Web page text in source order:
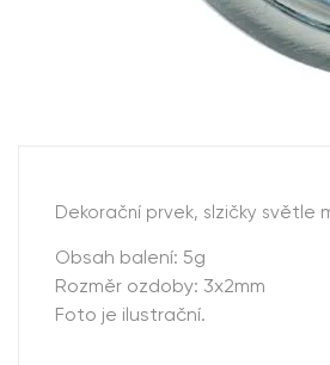
Dekorační prvek, slzičky
Obsah balení: 5g
Rozměr ozdoby: 3x2mm
Foto je ilustrační.